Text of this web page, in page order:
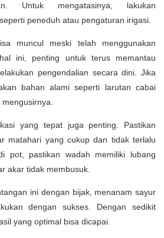
Untuk mengatasinya, lakukan
peneduh atau pengaturan irigasi.
muncul meski telah menggunakan
ini, penting untuk terus memantau
pengendalian secara dini. Jika
bahan alami seperti larutan cabai
yang tepat juga penting. Pastikan
matahari yang cukup dan tidak terlalu
pot, pastikan wadah memiliki lubang
akar tidak membusuk.
ini dengan bijak, menanam sayur
dengan sukses. Dengan sedikit
yang optimal bisa dicapai.